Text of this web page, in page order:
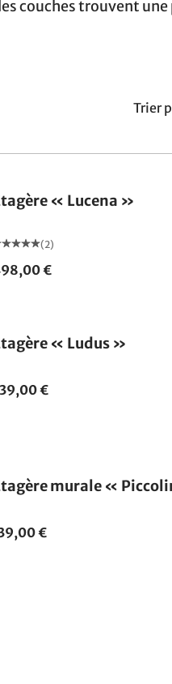
couches trouvent
Trier
« Lucena »
(2)
€
« Ludus »
€
murale «
€